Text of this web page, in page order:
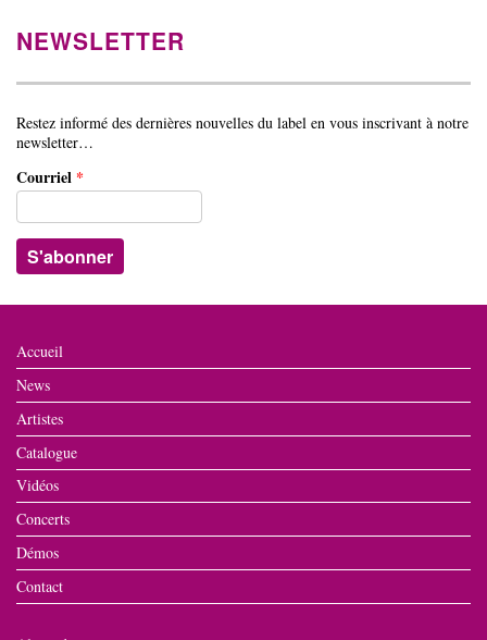
NEWSLETTER
Restez informé des dernières nouvelles du label en vous inscrivant à notre
newsletter…
Courriel *
Accueil
News
Artistes
Catalogue
Vidéos
Concerts
Démos
Contact